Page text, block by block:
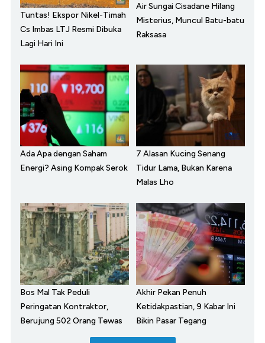
Tuntas! Ekspor Nikel-Timah
Cs Imbas LTJ Resmi Dibuka
Lagi Hari Ini
Air Sungai Cisadane Hilang
Misterius, Muncul Batu-batu
Raksasa
Ada Apa dengan Saham
Energi? Asing Kompak Serok
7 Alasan Kucing Senang
Tidur Lama, Bukan Karena
Malas Lho
Bos Mal Tak Peduli
Peringatan Kontraktor,
Berujung 502 Orang Tewas
Akhir Pekan Penuh
Ketidakpastian, 9 Kabar Ini
Bikin Pasar Tegang